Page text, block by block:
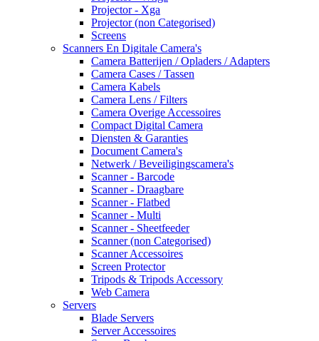
Projector - Xga
Projector (non Categorised)
Screens
Scanners En Digitale Camera's
Camera Batterijen / Opladers / Adapters
Camera Cases / Tassen
Camera Kabels
Camera Lens / Filters
Camera Overige Accessoires
Compact Digital Camera
Diensten & Garanties
Document Camera's
Netwerk / Beveiligingscamera's
Scanner - Barcode
Scanner - Draagbare
Scanner - Flatbed
Scanner - Multi
Scanner - Sheetfeeder
Scanner (non Categorised)
Scanner Accessoires
Screen Protector
Tripods & Tripods Accessory
Web Camera
Servers
Blade Servers
Server Accessoires